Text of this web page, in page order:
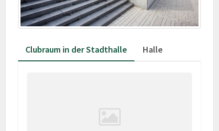
Clubraum in der Stadthalle Halle